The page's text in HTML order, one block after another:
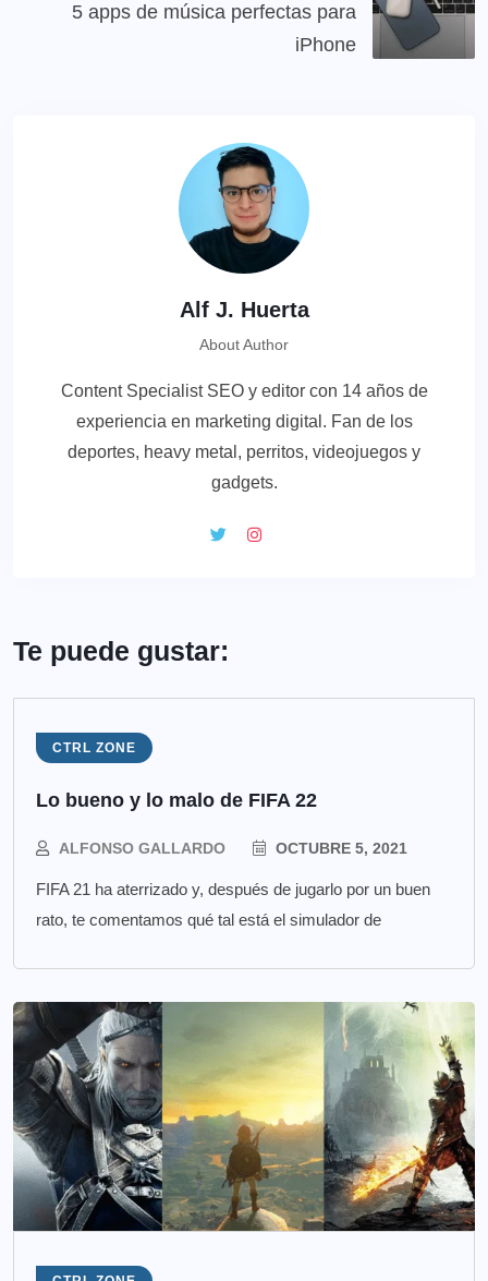
5 apps de música perfectas para
iPhone
Alf J. Huerta
About Author
Content Specialist SEO y editor con 14 años de
experiencia en marketing digital. Fan de los
deportes, heavy metal, perritos, videojuegos y
gadgets.
Te puede gustar:
CTRL ZONE
Lo bueno y lo malo de FIFA 22
ALFONSO GALLARDO OCTUBRE 5, 2021
FIFA 21 ha aterrizado y, después de jugarlo por un buen
rato, te comentamos qué tal está el simulador de